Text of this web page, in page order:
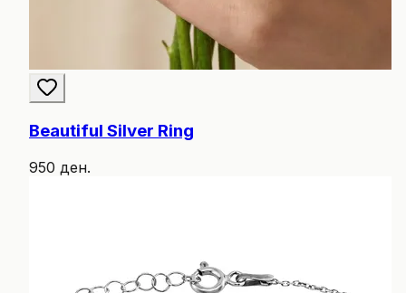
Beautiful Silver Ring
950 ден.